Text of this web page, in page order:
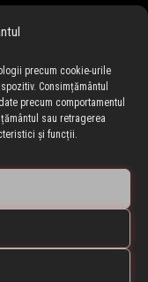
precum cookie-urile
Consimțământul
precum comportamentul
sau retragerea
și funcții.
® Copyright © 2010-